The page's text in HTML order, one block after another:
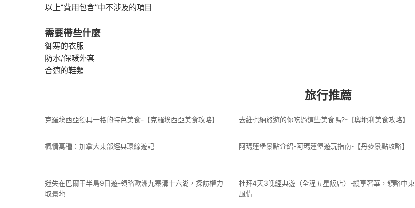
以上“費用包含”中不涉及的項目
需要帶些什麼
御寒的衣服
防水/保暖外套
合適的鞋類
旅行推薦
克羅埃西亞獨具一格的特色美食-【克羅埃西亞美食攻略】 去維也納旅遊的你吃過這些美食嗎?-【奧地利美食攻略】
楓情萬種：加拿大東部經典環線遊記 阿瑪蓮堡景點介紹-阿瑪蓮堡遊玩指南-【丹麥景點攻略】
迷失在巴爾干半島9日遊-領略歐洲九寨溝十六湖，探訪權力
取景地
杜拜4天3晚經典遊（全程五星飯店）-縱享奢華，領略中東
風情